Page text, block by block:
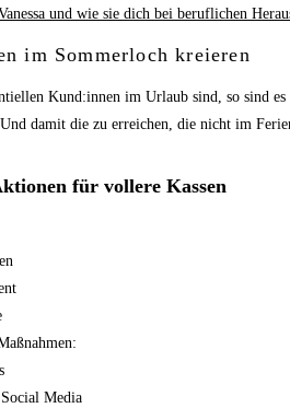
und wie sie dich bei beruflichen
im Sommerloch kreieren
Kund:innen im Urlaub sind, so sind
damit die zu erreichen, die nicht im
für vollere Kassen
Media